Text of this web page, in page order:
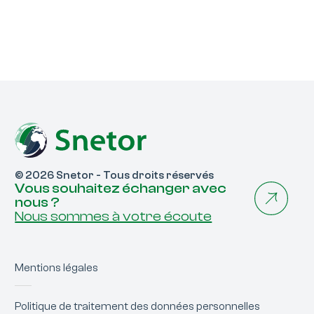
© 2026 Snetor - Tous droits réservés
Vous souhaitez échanger avec
nous ?
Nous sommes à votre écoute
Mentions légales
Politique de traitement des données personnelles